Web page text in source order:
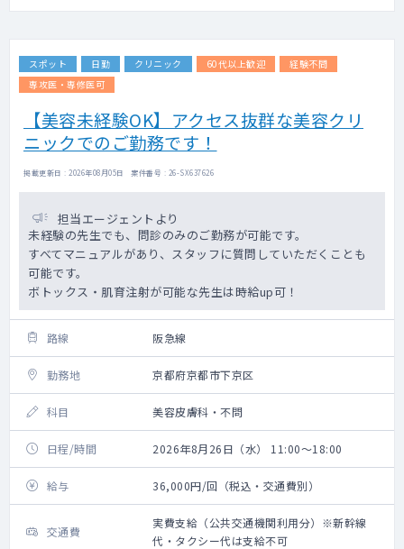
スポット 日勤 クリニック 60代以上歓迎
経験不問
専攻医・専修医可
【美容未経験OK】アクセス抜群な美容クリ
ニックでのご勤務です！
掲載更新日 : 2026年08月05日 案件番号 : 26-SX637626
担当エージェントより
未経験の先生でも、問診のみのご勤務が可能です。
すべてマニュアルがあり、スタッフに質問していただくことも
可能です。
ボトックス・肌育注射が可能な先生は時給up可！
路線 阪急線
勤務地 京都府京都市下京区
科目 美容皮膚科・不問
日程/時間 2026年8月26日（水） 11:00～18:00
給与 36,000円/回（税込・交通費別）
交通費
実費支給（公共交通機関利用分）※新幹線
代・タクシー代は支給不可